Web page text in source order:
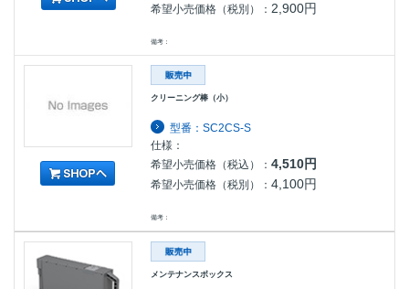
希望小売価格（税別）： 2,900円
備考：
クリーニング棒（小）
型番：SC2CS-S
仕様：
希望小売価格（税込）： 4,510円
希望小売価格（税別）： 4,100円
備考：
メンテナンスボックス